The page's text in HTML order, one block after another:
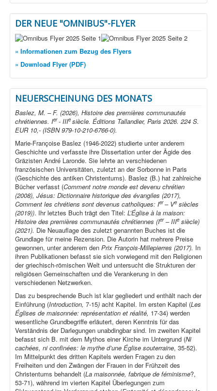
DER NEUE "OMNIBUS"-FLYER
» Informationen zum Bezug des Flyers
» Download Flyer (PDF)
NEUERSCHEINUNG DES MONATS
Baslez, M. – F. (2026), Histoire des premières communautés
chrétiennes. Ier- IIIe siècle. Éditions Tallandier, Paris 2026. 224 S.
EUR 10,- (ISBN 979-10-210-6766-0).
Marie-Françoise Baslez (1946-2022) studierte unter anderem
Geschichte und verfasste ihre Dissertation unter der Ägide des
Gräzisten André Laronde. Sie lehrte an verschiedenen
französischen Universitäten, zuletzt an der Sorbonne in Paris
(Geschichte des antiken Christentums). Baslez (B.) hat zahlreiche
Bücher verfasst (Comment notre monde est devenu chrétien
(2008), Jésus: Dictionnaire historique des évangiles (2017),
Comment les chrétiens sont devenus catholiques: Ier– Ve siècles
(2019)). Ihr letztes Buch trägt den Titel: L’Église à la maison:
Histoire des premières communautés chrétiennes (Ier– IIIe siècle)
(2021). Die Neuauflage des zuletzt genannten Buches ist die
Grundlage für meine Rezension. Die Autorin hat mehrere Preise
gewonnen, unter anderem den Prix François-Millepierres (2017). In
ihren Publikationen befasst sie sich vorwiegend mit den Religionen
der griechisch-römischen Welt und untersucht die Strukturen der
religiösen Gemeinschaften und die Verankerung in den
verschiedenen Netzwerken.
Das zu besprechende Buch ist klar gegliedert und enthält nach der
Einführung (Introduction, 7-15) acht Kapitel. Im ersten Kapitel (Les
Églises de maisonnée: représentation et réalité, 17-34) werden
wesentliche Grundbegriffe erläutert, deren Kenntnis für das
Verständnis der Darlegungen unabdingbar sind. Im zweiten Kapitel
befasst sich B. mit dem Mythos einer Kirche im Untergrund (Ni
cachées, ni confinées: le mythe d’une Église souterraine, 35-52).
Im Mittelpunkt des dritten Kapitels werden Fragen zu den
Freiheiten und den Zwängen der Frauen in der Frühzeit des
Christentums behandelt (La maisonnée, fabrique de féminisme?,
53-71), während im vierten Kapitel Überlegungen zum